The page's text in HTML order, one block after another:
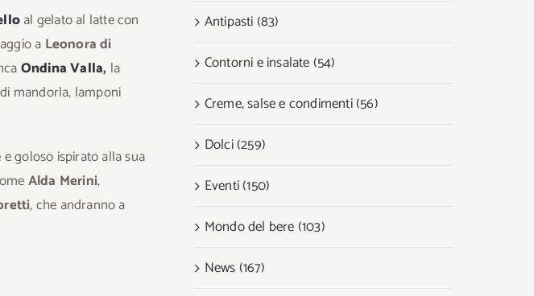
al gelato al latte con
a Leonora di
Ondina Valla, la
mandorla, lamponi
goloso ispirato alla sua
Alda Merini,
, che andranno a
Antipasti (83)
Contorni e insalate (54)
Creme, salse e condimenti (56)
Dolci (259)
Eventi (150)
Mondo del bere (103)
News (167)